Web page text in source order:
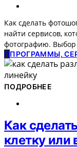
Как сделать
найти сервисов,
фотографию.
ППРОГРАММЫ,
ПОДРОБНЕЕ
Как
клетку или